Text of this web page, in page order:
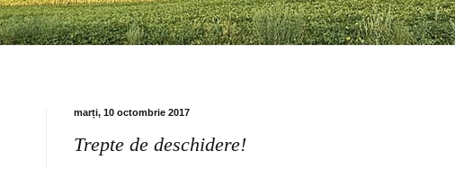
marți, 10 octombrie 2017
Trepte de deschidere!